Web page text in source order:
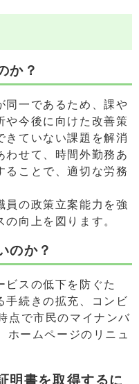
か？
一であるため、課や
や今後に向けた改善策
きていない課題を解消
わせて、時間外勤務あ
ることで、適切な労務
の政策立案能力を強
向上を図ります。
のか？
スの低下を防ぐた
手続きの拡充、コンビ
点で市民のマイナンバ
ホームページのリニュ
明書を取得するに